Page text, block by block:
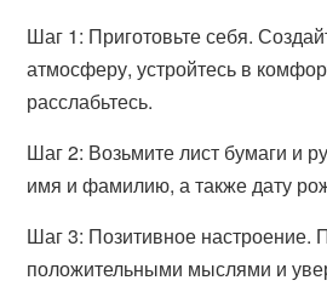
Шаг 1: Приготовьте себя.
атмосферу, устройтесь в
расслабьтесь.
Шаг 2: Возьмите лист бумаги и
имя и фамилию, а также дату
Шаг 3: Позитивное настроение.
положительными мыслями и